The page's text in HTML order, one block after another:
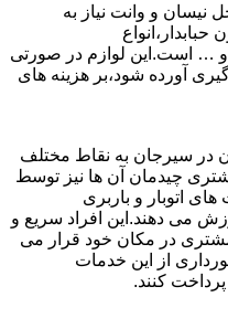
نیسان و وانت نیاز به
حبابدار،انواع
… است.این لوازم در صورتی
آورده شود،بر هزینه های
در سیرجان به نقاط مختلف
چیدمان آن ها نیز توسط
اتوبار و باربری
می دهند.این افراد سریع و
در مکان خود قرار می
از این خدمات
پرداخت کنند.